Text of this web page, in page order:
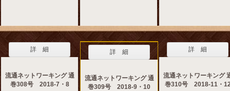
詳 細
流通ネットワーキング 通
巻308号 2018-7・8
詳 細
流通ネットワーキング 通
巻309号 2018-9・10
詳 細
流通ネットワーキング
巻310号 2018-11・